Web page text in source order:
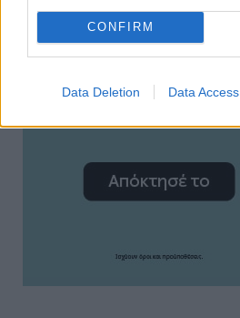
CONFIRM
Data Deletion Data Access